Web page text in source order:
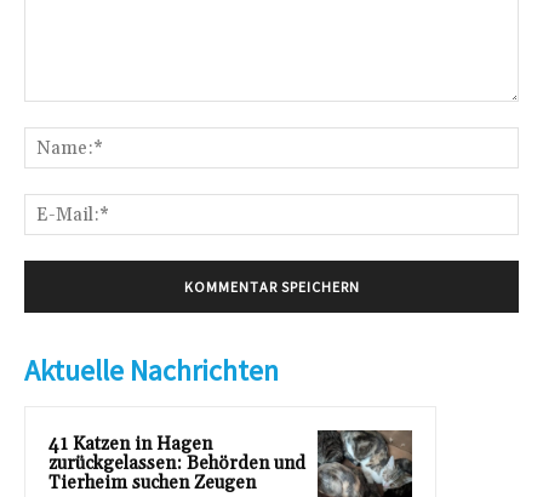
Aktuelle Nachrichten
41 Katzen in Hagen
zurückgelassen: Behörden und
Tierheim suchen Zeugen